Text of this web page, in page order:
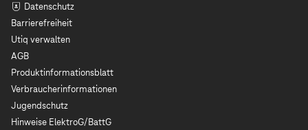
Datenschutz
Barrierefreiheit
Utiq verwalten
AGB
Produktinformationsblatt
Verbraucherinformationen
Jugendschutz
Hinweise ElektroG/BattG